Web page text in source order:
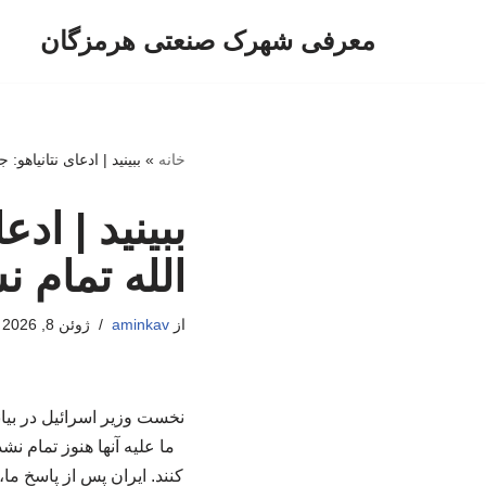
معرفی شهرک صنعتی هرمزگان
خانه » ببینید | ادعای
ببینید |
الله تمام
ازaminkav ژوئن 8, 2026
نخست وزیر اسرائیل در
کنند. ایران پس از پاسخ